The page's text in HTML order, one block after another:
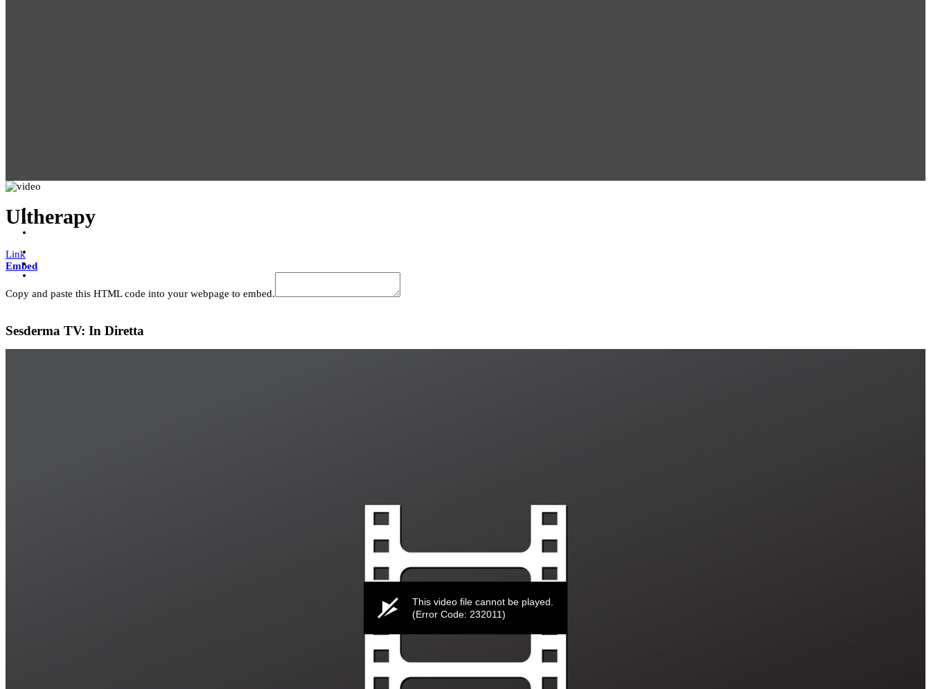
Link
Embed
Copy and paste this HTML code into your webpage to embed.
Ultherapy
Sesderma TV: In Diretta